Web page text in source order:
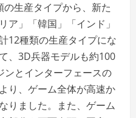
生産タイプから、新た
ア」「韓国」「インド」
12種類の生産タイプにな
、3D兵器モデルも約100
とインターフェースの
り、ゲーム全体が高速か
りました。また、ゲーム